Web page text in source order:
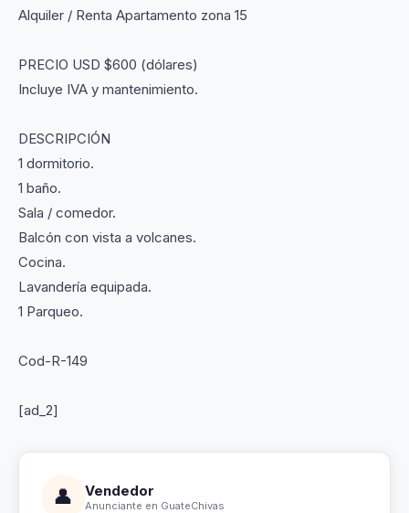
Alquiler / Renta Apartamento zona 15
PRECIO USD $600 (dólares)
Incluye IVA y mantenimiento.
DESCRIPCIÓN
1 dormitorio.
1 baño.
Sala / comedor.
Balcón con vista a volcanes.
Cocina.
Lavandería equipada.
1 Parqueo.
Cod-R-149
[ad_2]
👤 Vendedor
Anunciante en GuateChivas